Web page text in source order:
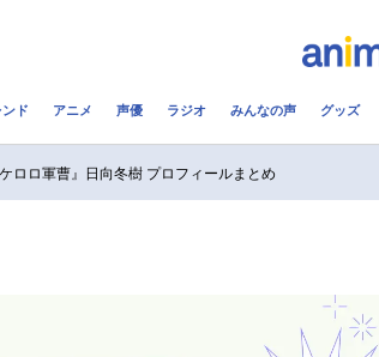
アニメ映画一覧
実写化映画一覧
ンド アニメ 声優 ラジオ みんなの声 グッズ
ケロロ軍曹』日向冬樹 プロフィールまとめ